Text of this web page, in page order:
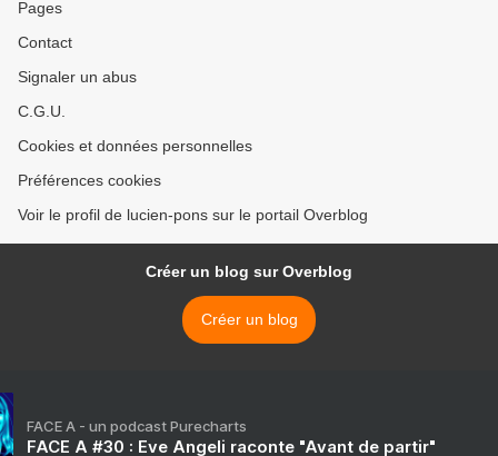
Pages
Contact
Signaler un abus
C.G.U.
Cookies et données personnelles
Préférences cookies
Voir le profil de lucien-pons sur le portail Overblog
Créer un blog sur Overblog
Créer un blog
FACE A - un podcast Purecharts
FACE A #30 : Eve Angeli raconte "Avant de partir"